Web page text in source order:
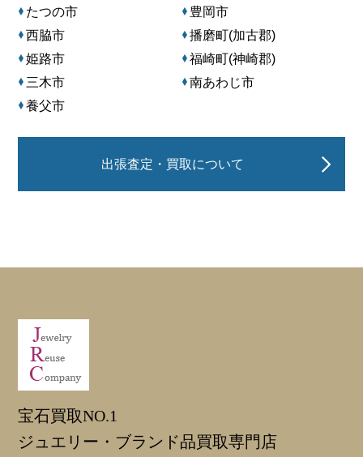
たつの市
豊岡市
西脇市
播磨町(加古郡)
姫路市
福崎町(神崎郡)
三木市
南あわじ市
養父市
出張査定・買取について
宝石買取NO.1
ジュエリー・ブランド品買取専門店